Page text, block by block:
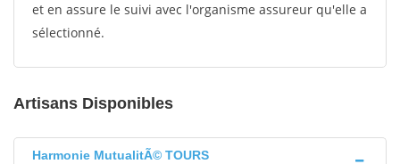
et en assure le suivi avec l'organisme assureur qu'elle a
sélectionné.
Artisans Disponibles
Harmonie MutualitÃ© TOURS